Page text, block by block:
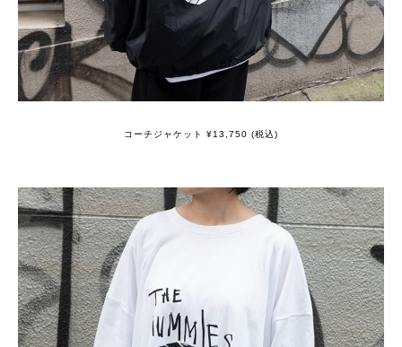
コーチジャケット ¥13,750 (税込)